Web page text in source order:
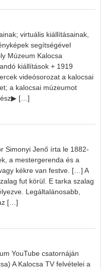
virtuális kiállításainak,
segítségével
Múzeum Kalocsa
kiállítások + 1919
videósorozat a kalocsai
a kalocsai múzeumot
[…]
Simonyi Jenő írta le 1882-
a mestergerenda és a
kékre van festve. […] A
fut körül. E tarka szalag
Legáltalánosabb,
[…]
YouTube csatornáján
A Kalocsa TV felvételei a